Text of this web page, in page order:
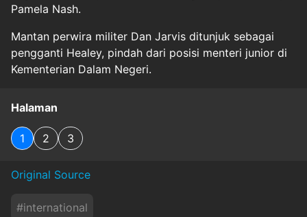
Pamela Nash.
Mantan perwira militer Dan Jarvis ditunjuk sebagai
pengganti Healey, pindah dari posisi menteri junior di
Kementerian Dalam Negeri.
Halaman
1 2 3
Original Source
#international